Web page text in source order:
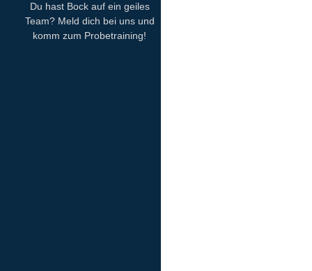
Du hast Bock auf ein geiles
Team? Meld dich bei uns und
komm zum Probetraining!